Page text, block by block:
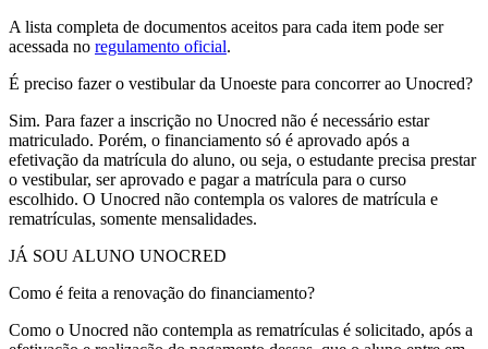
A lista completa de documentos aceitos para cada item pode ser
acessada no regulamento oficial.
É preciso fazer o vestibular da Unoeste para concorrer ao Unocred?
Sim. Para fazer a inscrição no Unocred não é necessário estar
matriculado. Porém, o financiamento só é aprovado após a
efetivação da matrícula do aluno, ou seja, o estudante precisa prestar
o vestibular, ser aprovado e pagar a matrícula para o curso
escolhido. O Unocred não contempla os valores de matrícula e
rematrículas, somente mensalidades.
JÁ SOU ALUNO UNOCRED
Como é feita a renovação do financiamento?
Como o Unocred não contempla as rematrículas é solicitado, após a